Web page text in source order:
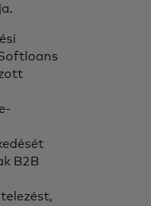
B2B